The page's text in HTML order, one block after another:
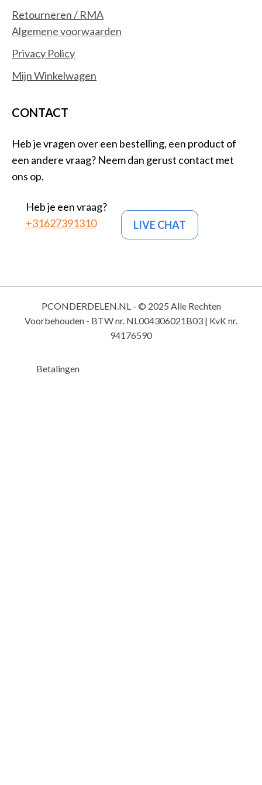
Retourneren / RMA
Algemene voorwaarden
Privacy Policy
Mijn Winkelwagen
CONTACT
Heb je vragen over een bestelling, een product of
een andere vraag? Neem dan gerust contact met
ons op.
Heb je een vraag?
+31627391310
LIVE CHAT
PCONDERDELEN.NL - © 2025 Alle Rechten
Voorbehouden - BTW nr. NL004306021B03 | KvK nr.
94176590
Betalingen